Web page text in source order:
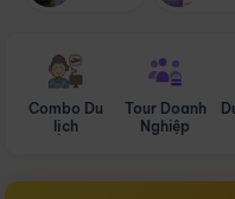
Combo Du
lịch
Tour Doanh
Nghiệp